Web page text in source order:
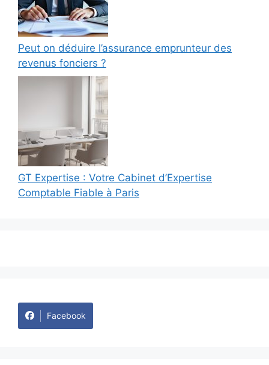
Peut on déduire l’assurance emprunteur des
revenus fonciers ?
GT Expertise : Votre Cabinet d’Expertise
Comptable Fiable à Paris
Facebook